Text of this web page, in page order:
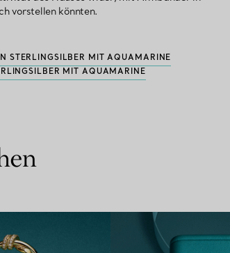
vorstellen könnten.
STERLINGSILBER MIT AQUAMARINE
MIT AQUAMARINE